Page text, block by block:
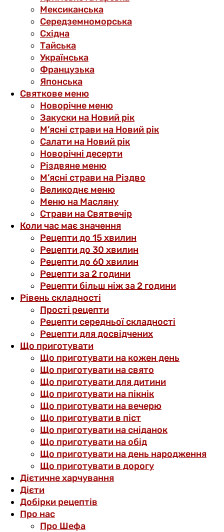
Мексиканська
Середземноморська
Східна
Тайська
Українська
Французька
Японська
Святкове меню
Новорічне меню
Закуски на Новий рік
М’ясні страви на Новий рік
Салати на Новий рік
Новорічні десерти
Різдвяне меню
М’ясні страви на Різдво
Великоднє меню
Меню на Масляну
Страви на Святвечір
Коли час має значення
Рецепти до 15 хвилин
Рецепти до 30 хвилин
Рецепти до 60 хвилин
Рецепти за 2 години
Рецепти більш ніж за 2 години
Рівень складності
Прості рецепти
Рецепти середньої складності
Рецепти для досвідчених
Що приготувати
Що приготувати на кожен день
Що приготувати на свято
Що приготувати для дитини
Що приготувати на пікнік
Що приготувати на вечерю
Що приготувати в піст
Що приготувати на сніданок
Що приготувати на обід
Що приготувати на день народження
Що приготувати в дорогу
Дієтичне харчування
Дієти
Добірки рецептів
Про нас
Про Шефа